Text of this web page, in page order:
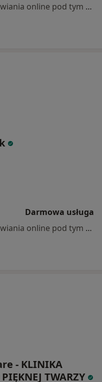
Specjalista nie oferuje umawiania online pod tym adresem.
Darmowa usługa
Specjalista nie oferuje umawiania online pod tym adresem.
- KLINIKA
TWARZY